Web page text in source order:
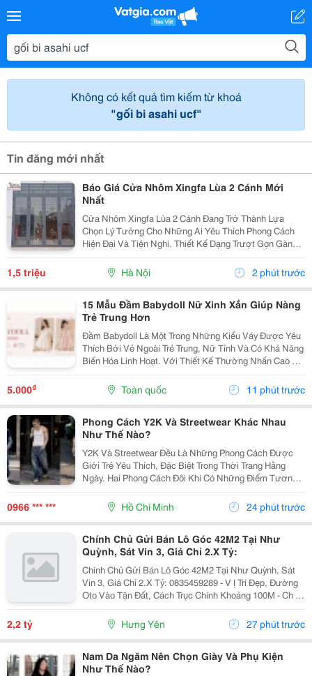
Không có kết quả tìm kiếm từ khoá
"gối bi asahi ucf"
Tin đăng mới nhất
Báo Giá Cửa Nhôm Xingfa Lùa 2 Cánh Mới
Nhất
Cửa Nhôm Xingfa Lùa 2 Cánh Đang Trở Thành Lựa
Chọn Lý Tưởng Cho Những Ai Yêu Thích Phong Cách
Hiện Đại Và Tiện Nghi. Thiết Kế Dạng Trượt Gọn Gàng
Trên Ray Giúp Cửa Vận Hành Nhẹ Nhàng, Tiết Kiệm
Diện Tích, Phù Hợp Cả Không Gian Nhỏ Hẹp Lẫn Những
Công...
1,5 triệu Hà Nội 2 phút trước
15 Mẫu Đầm Babydoll Nữ Xinh Xắn Giúp Nàng
Trẻ Trung Hơn
Đầm Babydoll Là Một Trong Những Kiểu Váy Được Yêu
Thích Bởi Vẻ Ngoài Trẻ Trung, Nữ Tính Và Có Khả Năng
Biến Hóa Linh Hoạt. Với Thiết Kế Thường Nhấn Cao Ở
Phần Ngực Hoặc Eo Rồi Xòe Nhẹ Xuống Dưới, Kiểu
Váy Này Tạo Cảm Giác Thoải Mái Nhưng Vẫn Giữ
Được...
5.000₫ Toàn quốc 11 phút trước
Phong Cách Y2K Và Streetwear Khác Nhau
Như Thế Nào?
Y2K Và Streetwear Đều Là Những Phong Cách Được
Giới Trẻ Yêu Thích, Đặc Biệt Trong Thời Trang Hằng
Ngày. Hai Phong Cách Đôi Khi Có Những Điểm Tương
Đồng Như Trang Phục Thoải Mái, Phom Rộng Và Ảnh
Hưởng Từ Văn Hóa Đường Phố. Tuy Nhiên, Y2K Và...
0966 *** *** Hồ Chí Minh 24 phút trước
Chính Chủ Gửi Bán Lô Góc 42M2 Tại Như
Quỳnh, Sát Vin 3, Giá Chỉ 2.X Tỷ:
Chính Chủ Gửi Bán Lô Góc 42M2 Tại Như Quỳnh, Sát
Vin 3, Giá Chỉ 2.X Tỷ: 0835459289 - V Ị Trí Đẹp, Đường
Oto Vào Tận Đất, Cách Trục Chính Khoảng 100M - Ch Ỉ 1
Phút Di Chuyển Ra Vin 2,3 - Khoảng 300M Ra Đường
Quốc Lộ 5A - Di Chuyển 5P Ra Ngay...
2,2 tỷ Hưng Yên 27 phút trước
Nam Da Ngăm Nên Chọn Giày Và Phụ Kiện
Như Thế Nào?